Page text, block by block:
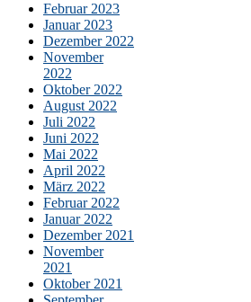
Februar 2023
Januar 2023
Dezember 2022
November
2022
Oktober 2022
August 2022
Juli 2022
Juni 2022
Mai 2022
April 2022
März 2022
Februar 2022
Januar 2022
Dezember 2021
November
2021
Oktober 2021